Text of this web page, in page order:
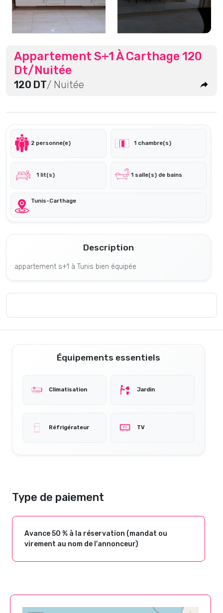
Appartement S+1 À Carthage 120
Dt/Nuitée
120 DT/ Nuitée
2 personne(e) 1 chambre(s)
1 lit(s) 1 salle(s) de bains
Tunis-Carthage
Description
appartement s+1 à Tunis bien équipée
Équipements essentiels
Climatisation Jardin
Réfrigérateur TV
Type de paiement
Avance 50 % à la réservation (mandat ou
virement au nom de l'annonceur)